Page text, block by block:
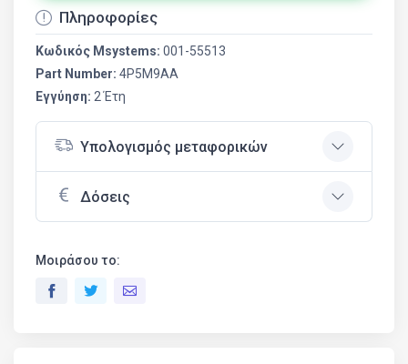
Πληροφορίες
Κωδικός Msystems: 001-55513
Part Number: 4P5M9AA
Εγγύηση: 2 Έτη
Υπολογισμός μεταφορικών
Δόσεις
Μοιράσου το: